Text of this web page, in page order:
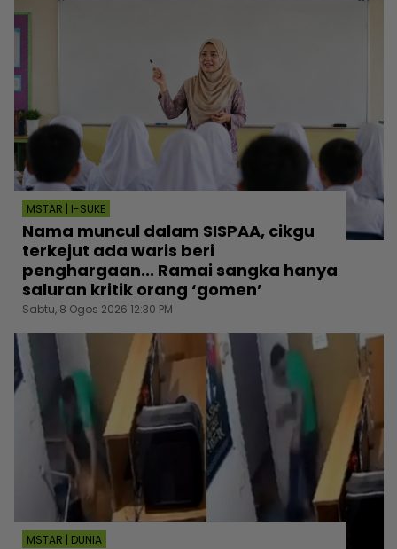
MSTAR | I-SUKE
Nama muncul dalam SISPAA, cikgu
terkejut ada waris beri
penghargaan... Ramai sangka hanya
saluran kritik orang ‘gomen’
Sabtu, 8 Ogos 2026 12:30 PM
MSTAR | DUNIA